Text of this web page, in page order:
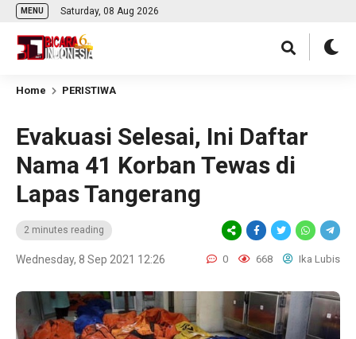
MENU Saturday, 08 Aug 2026
Home PERISTIWA
Evakuasi Selesai, Ini Daftar
Nama 41 Korban Tewas di
Lapas Tangerang
2 minutes reading
Wednesday, 8 Sep 2021 12:26 0 668 Ika Lubis